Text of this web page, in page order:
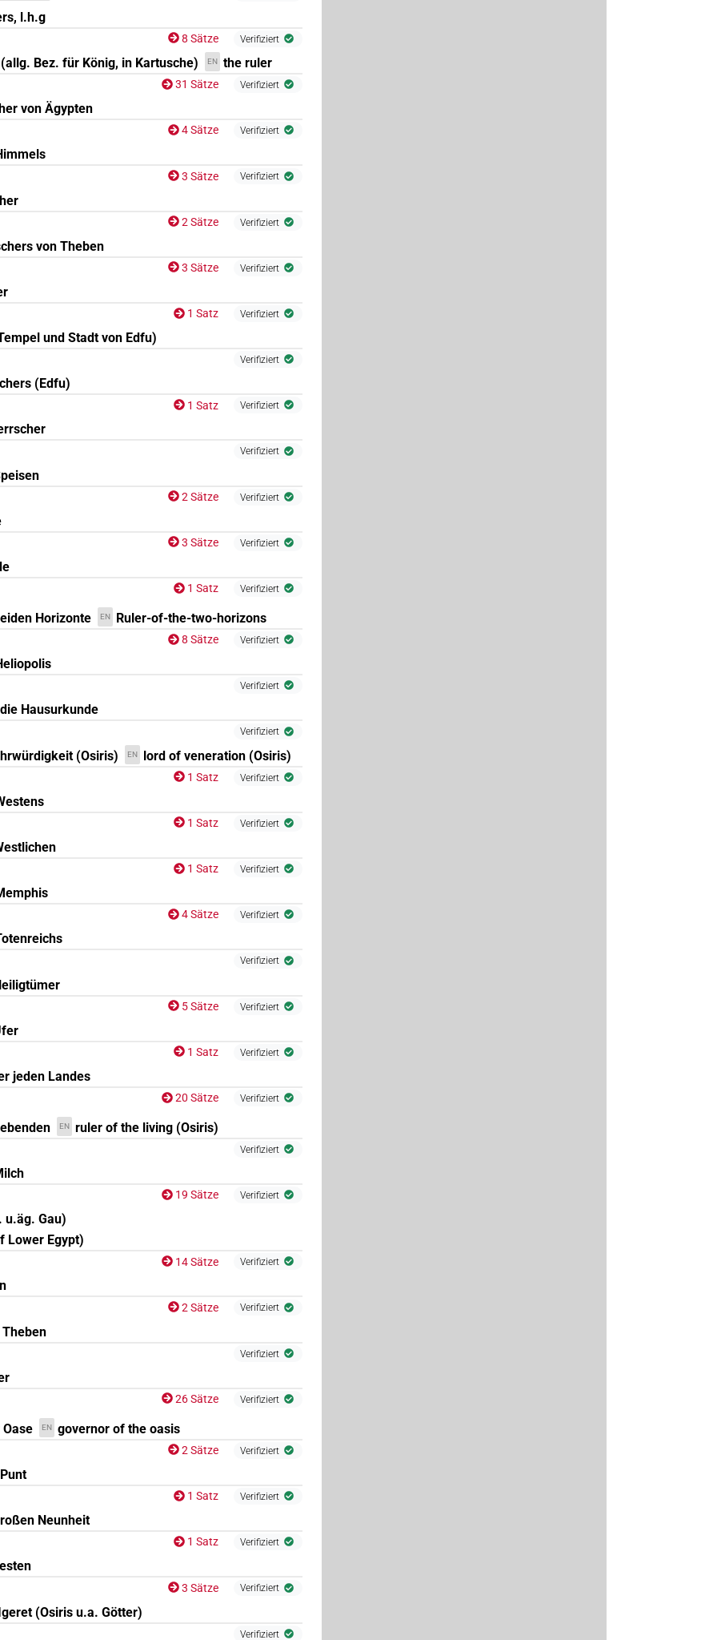
10,11
(z.B.
1, 2 ,3,4, 6,7,8)
N.m:sg:stc
N.m:sg (1 )
3,4,
l.h.g
8 Sätze Verifiziert
Bez. für König, in Kartusche) EN the ruler
31 Sätze Verifiziert
von Ägypten
4 Sätze Verifiziert
3 Sätze Verifiziert
2 Sätze Verifiziert
von Theben
3 Sätze Verifiziert
1 Satz Verifiziert
und Stadt von Edfu)
Verifiziert
(Edfu)
1 Satz Verifiziert
Verifiziert
2 Sätze Verifiziert
3 Sätze Verifiziert
1 Satz Verifiziert
Horizonte EN Ruler-of-the-two-horizons
8 Sätze Verifiziert
Verifiziert
Hausurkunde
Verifiziert
(Osiris) EN lord of veneration (Osiris)
1 Satz Verifiziert
1 Satz Verifiziert
1 Satz Verifiziert
4 Sätze Verifiziert
Verifiziert
5 Sätze Verifiziert
1 Satz Verifiziert
jeden Landes
20 Sätze Verifiziert
EN ruler of the living (Osiris)
Verifiziert
19 Sätze Verifiziert
u.äg. Gau)
Lower Egypt)
14 Sätze Verifiziert
2 Sätze Verifiziert
Verifiziert
26 Sätze Verifiziert
EN governor of the oasis
2 Sätze Verifiziert
1 Satz Verifiziert
Neunheit
1 Satz Verifiziert
3 Sätze Verifiziert
(Osiris u.a. Götter)
Verifiziert